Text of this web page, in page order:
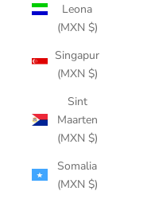
Leona
(MXN $)
Singapur
(MXN $)
Sint
Maarten
(MXN $)
Somalia
(MXN $)